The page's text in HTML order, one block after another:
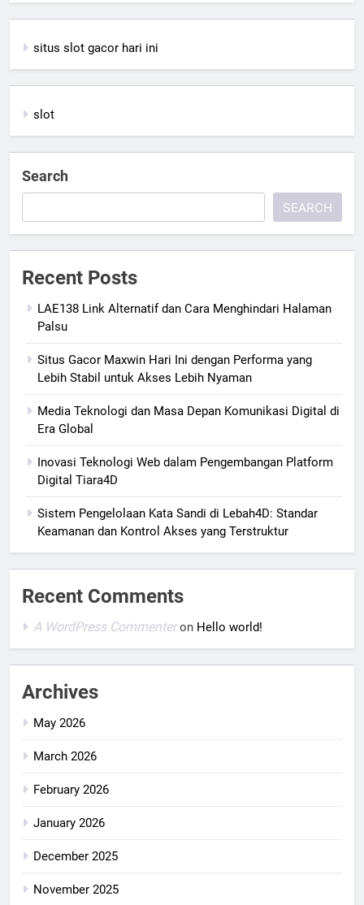
situs slot gacor hari ini
slot
Search
SEARCH
Recent Posts
LAE138 Link Alternatif dan Cara Menghindari Halaman
Palsu
Situs Gacor Maxwin Hari Ini dengan Performa yang
Lebih Stabil untuk Akses Lebih Nyaman
Media Teknologi dan Masa Depan Komunikasi Digital di
Era Global
Inovasi Teknologi Web dalam Pengembangan Platform
Digital Tiara4D
Sistem Pengelolaan Kata Sandi di Lebah4D: Standar
Keamanan dan Kontrol Akses yang Terstruktur
Recent Comments
A WordPress Commenteron Hello world!
Archives
May 2026
March 2026
February 2026
January 2026
December 2025
November 2025